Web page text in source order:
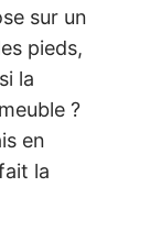
sur un
pieds,
la
?
en
la